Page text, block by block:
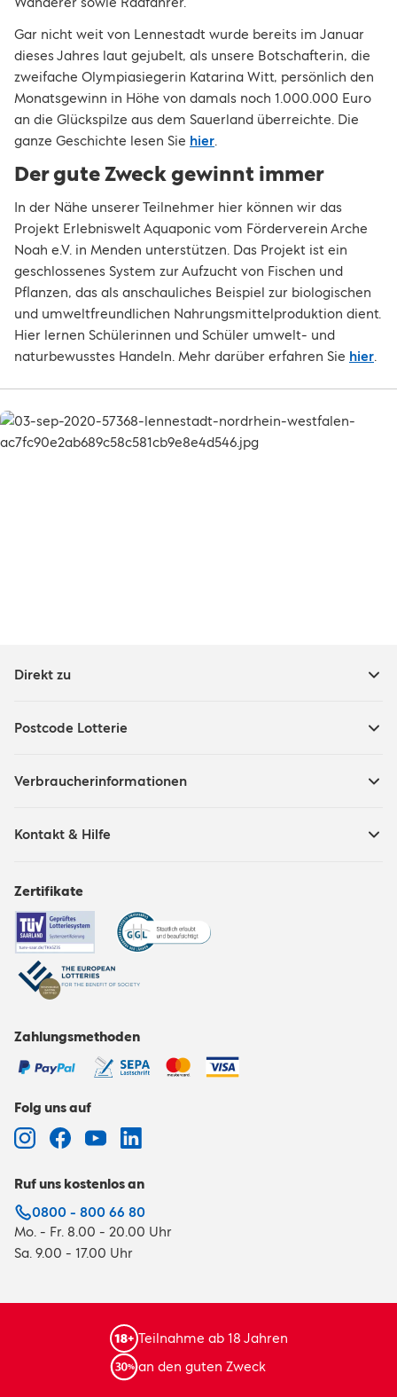
Gar nicht weit von Lennestadt wurde bereits im Januar
dieses Jahres laut gejubelt, als unsere Botschafterin, die
zweifache Olympiasiegerin Katarina Witt, persönlich den
Monatsgewinn in Höhe von damals noch 1.000.000 Euro
an die Glückspilze aus dem Sauerland überreichte. Die
ganze Geschichte lesen Sie hier.
Der gute Zweck gewinnt immer
In der Nähe unserer Teilnehmer hier können wir das
Projekt Erlebniswelt Aquaponic vom Förderverein Arche
Noah e.V. in Menden unterstützen. Das Projekt ist ein
geschlossenes System zur Aufzucht von Fischen und
Pflanzen, das als anschauliches Beispiel zur biologischen
und umweltfreundlichen Nahrungsmittelproduktion dient.
Hier lernen Schülerinnen und Schüler umwelt- und
naturbewusstes Handeln. Mehr darüber erfahren Sie hier.
Direkt zu
Postcode Lotterie
Verbraucherinformationen
Kontakt & Hilfe
Zertifikate
Zahlungsmethoden
Folg uns auf
Ruf uns kostenlos an
0800 - 800 66 80
Mo. - Fr. 8.00 - 20.00 Uhr
Sa. 9.00 - 17.00 Uhr
Teilnahme ab 18 Jahren
an den guten Zweck